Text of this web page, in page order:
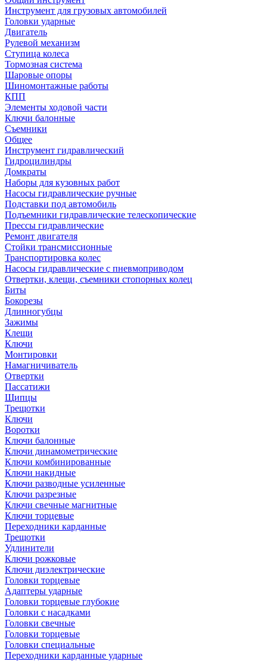
Инструмент для грузовых автомобилей
Головки ударные
Двигатель
Рулевой механизм
Ступица колеса
Тормозная система
Шаровые опоры
Шиномонтажные работы
КПП
Элементы ходовой части
Ключи балонные
Съемники
Общее
Инструмент гидравлический
Гидроцилиндры
Домкраты
Наборы для кузовных работ
Насосы гидравлические ручные
Подставки под автомобиль
Подъемники гидравлические телескопические
Прессы гидравлические
Ремонт двигателя
Стойки трансмиссионные
Транспортировка колес
Насосы гидравлические с пневмоприводом
Отвертки, клещи, съемники стопорных колец
Биты
Бокорезы
Длинногубцы
Зажимы
Клещи
Ключи
Монтировки
Намагничиватель
Отвертки
Пассатижи
Щипцы
Трещотки
Ключи
Воротки
Ключи балонные
Ключи динамометрические
Ключи комбинированные
Ключи накидные
Ключи разводные усиленные
Ключи разрезные
Ключи свечные магнитные
Ключи торцевые
Переходники карданные
Трещотки
Удлинители
Ключи рожковые
Ключи диэлектрические
Головки торцевые
Адаптеры ударные
Головки торцевые глубокие
Головки с насадками
Головки свечные
Головки торцевые
Головки специальные
Переходники карданные ударные